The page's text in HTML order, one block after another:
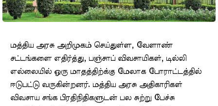
மத்திய அரசு அறிமுகம் செய்துள்ள, வேளாண்
சட்டங்களை எதிர்த்து, பஞ்சாப் விவசாயிகள், டில்லி
எல்லையில் ஒரு மாதத்திற்க்கு மேலாக போராட்டத்தில்
ஈடுபட்டு வருகின்றனர். மத்திய அரசு அதிகாரிகள்
விவசாய சங்க பிரதிநிதிகளுடன் பல சுற்று பேச்சு